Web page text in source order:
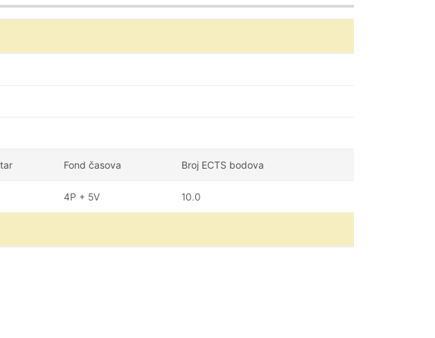
Fond časova Broj ECTS bodova
4P + 5V 10.0